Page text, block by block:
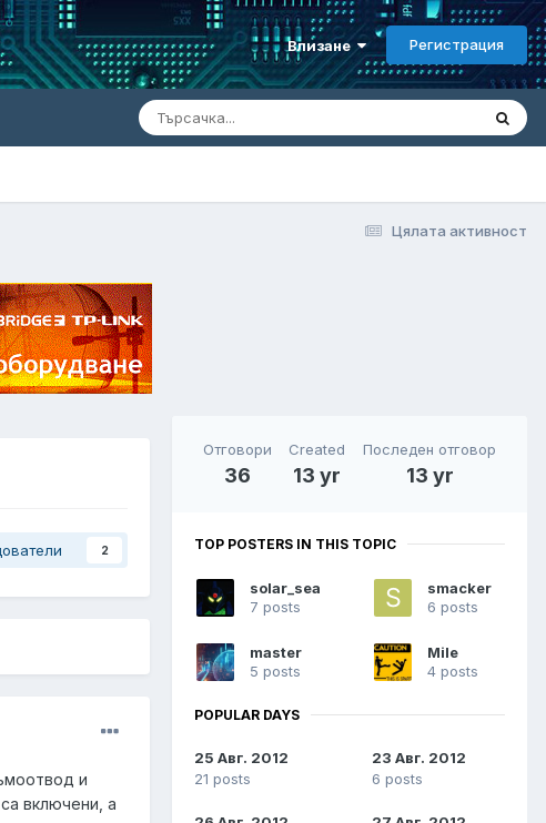
Влизане Регистрация
Цялата активност
2
и
включени, а
Отговори
36
Created
13 yr
Последен отговор
13 yr
TOP POSTERS IN THIS TOPIC
solar_sea
7 posts
smacker
6 posts
master
5 posts
Mile
4 posts
POPULAR DAYS
25 Авг. 2012
21 posts
23 Авг. 2012
6 posts